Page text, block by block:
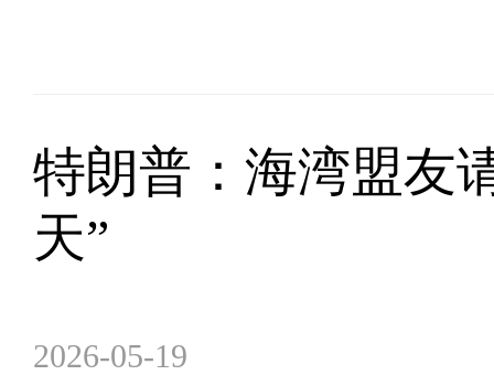
特朗普：海湾盟友
天”
2026-05-19